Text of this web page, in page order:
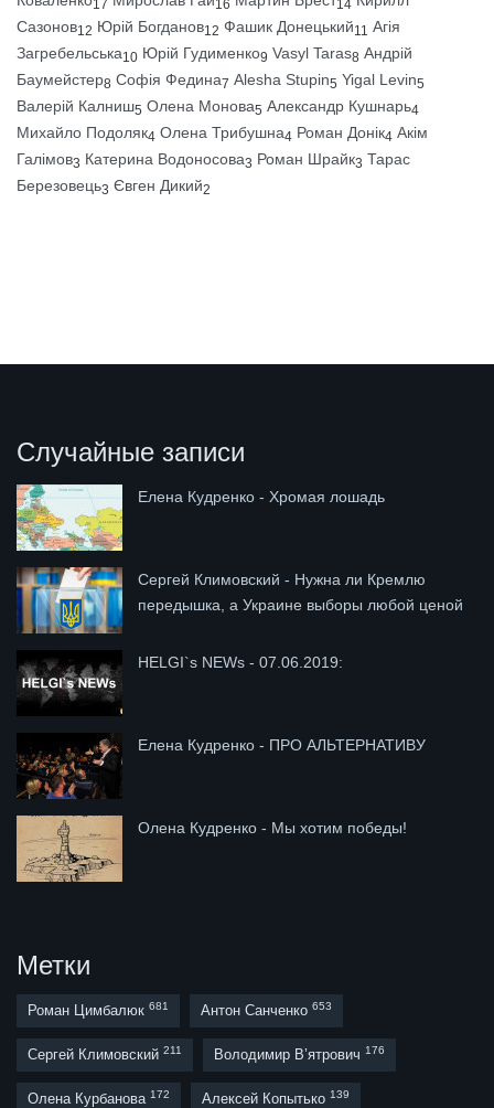
17 16 14
Сазонов12 Юрій Богданов12 Фашик Донецький11 Агія
Загребельська10 Юрій Гудименко9 Vasyl Taras8 Андрій
Баумейстер8 Софія Федина7 Alesha Stupin5 Yigal Levin5
Валерій Калниш5 Олена Монова5 Александр Кушнарь4
Михайло Подоляк4 Олена Трибушна4 Роман Донік4 Акім
Галімов3 Катерина Водоносова3 Роман Шрайк3 Тарас
Березовець3 Євген Дикий2
Случайные записи
Елена Кудренко - Хромая лошадь
Сергей Климовский - Нужна ли Кремлю
передышка, а Украине выборы любой ценой
HELGI`s NEWs - 07.06.2019:
Елена Кудренко - ПРО АЛЬТЕРНАТИВУ
Олена Кудренко - Мы хотим победы!
Метки
Роман Цимбалюк 681 Антон Санченко 653
Сергей Климовский 211 Володимир В’ятрович 176
Олена Курбанова 172 Алексей Копытько 139